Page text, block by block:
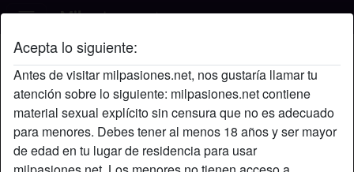
Acepta lo siguiente:
Antes de visitar milpasiones.net, nos gustaría llamar tu
atención sobre lo siguiente: milpasiones.net contiene
material sexual explícito sin censura que no es adecuado
para menores. Debes tener al menos 18 años y ser mayor
de edad en tu lugar de residencia para usar
Andrea's perfil